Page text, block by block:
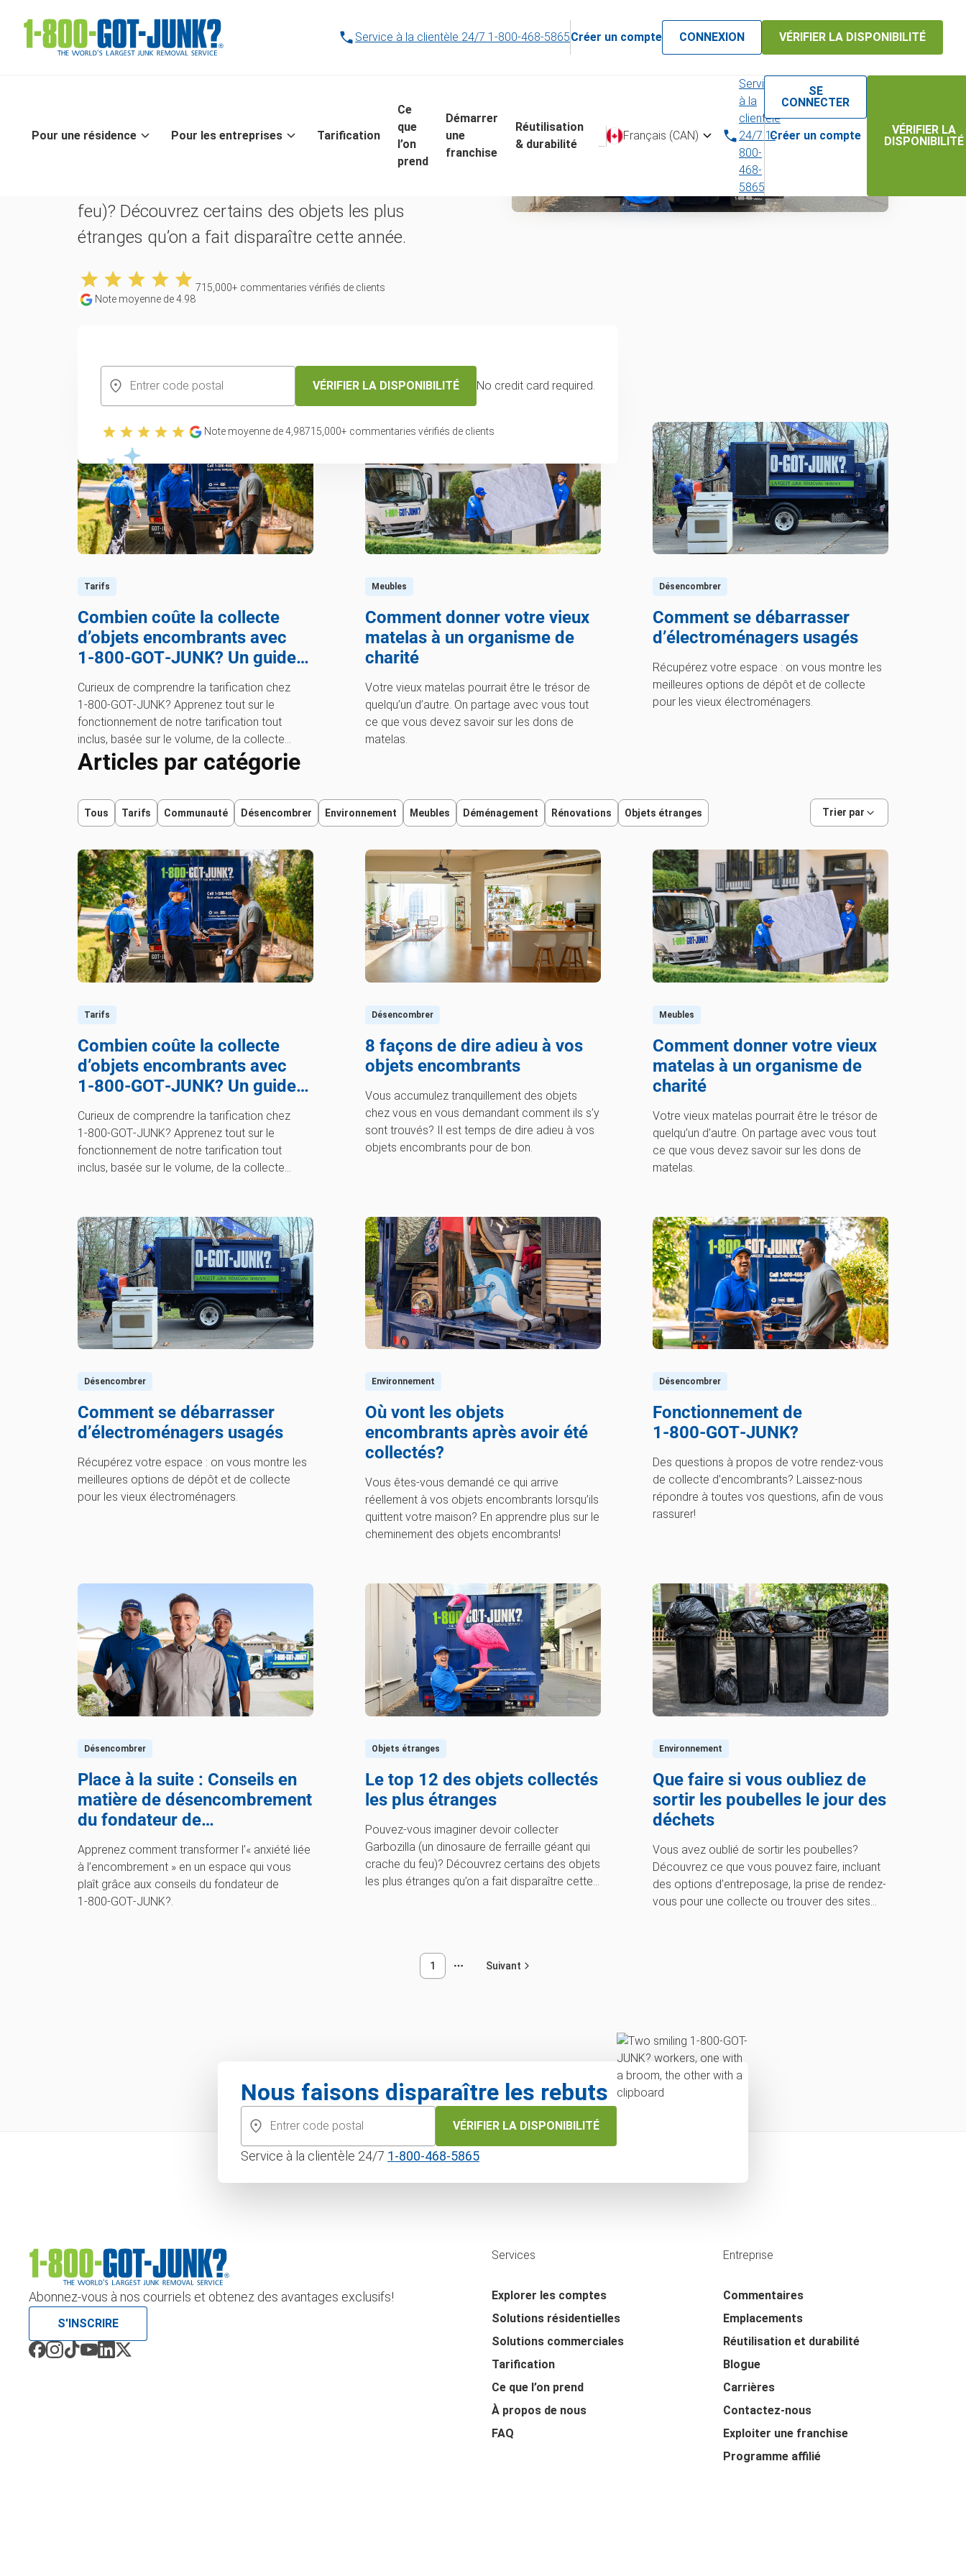
Service à la clientèle 24/7 1-800-468-5865Créer un compte CONNEXION VÉRIFIER LA DISPONIBILITÉ
Pour une résidence Pour les entreprises Tarification
Ce
que
l’on
prend
Démarrer
une
franchise
Réutilisation
& durabilité
Français (CAN)
Service
à la
clientèle
24/7 1-
800-
468-
5865
SE
CONNECTER
Créer un compte
VÉRIFIER LA
DISPONIBILITÉ
Le top 12 des objets
collectés les plus
Pouvez-vous imaginer devoir collecter Garbozilla
feu)? Découvrez certains des objets les plus
étranges qu’on a fait disparaître cette année.
Note moyenne de4.98
715,000+ commentaries vérifiés de clients
VÉRIFIER LA DISPONIBILITÉ No credit card required.
Note moyenne de4,98715,000+ commentaries vérifiés de clients
Derniers articles
Tarifs
Combien coûte la collecte
d’objets encombrants avec
1‑800‑GOT‑JUNK? Un guide
de collecte d’objets
encombrants pour 2026
Curieux de comprendre la tarification chez
1‑800‑GOT‑JUNK? Apprenez tout sur le
fonctionnement de notre tarification tout
inclus, basée sur le volume, de la collecte
d’articles uniques aux collectes complètes, qui
remplissent un camion.
Meubles
Comment donner votre vieux
matelas à un organisme de
charité
Votre vieux matelas pourrait être le trésor de
quelqu’un d’autre. On partage avec vous tout
ce que vous devez savoir sur les dons de
matelas.
Désencombrer
Comment se débarrasser
d’électroménagers usagés
Récupérez votre espace : on vous montre les
meilleures options de dépôt et de collecte
pour les vieux électroménagers.
Articles par catégorie
Tous Tarifs Communauté Désencombrer Environnement Meubles Déménagement Rénovations Objets étranges Trier par
Tarifs
Combien coûte la collecte
d’objets encombrants avec
1‑800‑GOT‑JUNK? Un guide
de collecte d’objets
encombrants pour 2026
Curieux de comprendre la tarification chez
1‑800‑GOT‑JUNK? Apprenez tout sur le
fonctionnement de notre tarification tout
inclus, basée sur le volume, de la collecte
Désencombrer
8 façons de dire adieu à vos
objets encombrants
Vous accumulez tranquillement des objets
chez vous en vous demandant comment ils s’y
sont trouvés? Il est temps de dire adieu à vos
objets encombrants pour de bon.
Meubles
Comment donner votre vieux
matelas à un organisme de
charité
Votre vieux matelas pourrait être le trésor de
quelqu’un d’autre. On partage avec vous tout
ce que vous devez savoir sur les dons de
matelas.
Désencombrer
Comment se débarrasser
d’électroménagers usagés
Récupérez votre espace : on vous montre les
meilleures options de dépôt et de collecte
pour les vieux électroménagers.
Environnement
Où vont les objets
encombrants après avoir été
collectés?
Vous êtes-vous demandé ce qui arrive
réellement à vos objets encombrants lorsqu’ils
quittent votre maison? En apprendre plus sur le
cheminement des objets encombrants!
Désencombrer
Fonctionnement de
1‑800‑GOT‑JUNK?
Des questions à propos de votre rendez-vous
de collecte d’encombrants? Laissez-nous
répondre à toutes vos questions, afin de vous
rassurer!
Désencombrer
Place à la suite : Conseils en
matière de désencombrement
du fondateur de
1‑800‑GOT‑JUNK?
Apprenez comment transformer l’« anxiété liée
à l’encombrement » en un espace qui vous
plaît grâce aux conseils du fondateur de
1‑800‑GOT‑JUNK?.
Objets étranges
Le top 12 des objets collectés
les plus étranges
Pouvez-vous imaginer devoir collecter
Garbozilla (un dinosaure de ferraille géant qui
crache du feu)? Découvrez certains des objets
les plus étranges qu’on a fait disparaître cette
Environnement
Que faire si vous oubliez de
sortir les poubelles le jour des
déchets
Vous avez oublié de sortir les poubelles?
Découvrez ce que vous pouvez faire, incluant
des options d’entreposage, la prise de rendez-
vous pour une collecte ou trouver des sites
1 Suivant
Nous faisons disparaître les rebuts
VÉRIFIER LA DISPONIBILITÉ
Service à la clientèle 24/7 1‑800‑468‑5865
Abonnez-vous à nos courriels et obtenez des avantages exclusifs!
S'INSCRIRE
Services
Explorer les comptes
Solutions résidentielles
Solutions commerciales
Tarification
Ce que l’on prend
À propos de nous
FAQ
Entreprise
Commentaires
Emplacements
Réutilisation et durabilité
Blogue
Carrières
Contactez-nous
Exploiter une franchise
Programme affilié